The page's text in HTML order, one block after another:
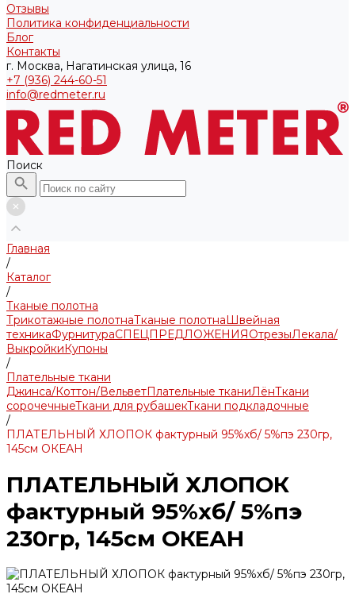
Отзывы
Политика конфиденциальности
Блог
Контакты
г. Москва, Нагатинская улица, 16
+7 (936) 244-60-51
info@redmeter.ru
Поиск
Главная
/
Каталог
/
Тканые полотна
Трикотажные полотнаТканые полотнаШвейная
техникаФурнитураСПЕЦПРЕДЛОЖЕНИЯОтрезыЛекала/
ВыкройкиКупоны
/
Плательные ткани
Джинса/Коттон/ВельветПлательные тканиЛёнТкани
сорочечныеТкани для рубашекТкани подкладочные
/
ПЛАТЕЛЬНЫЙ ХЛОПОК фактурный 95%хб/ 5%пэ 230гр,
145см ОКЕАН
ПЛАТЕЛЬНЫЙ ХЛОПОК
фактурный 95%хб/ 5%пэ
230гр, 145см ОКЕАН